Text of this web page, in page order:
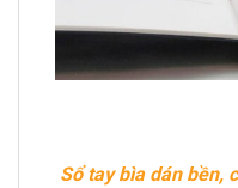
Sổ tay bìa dán bền,